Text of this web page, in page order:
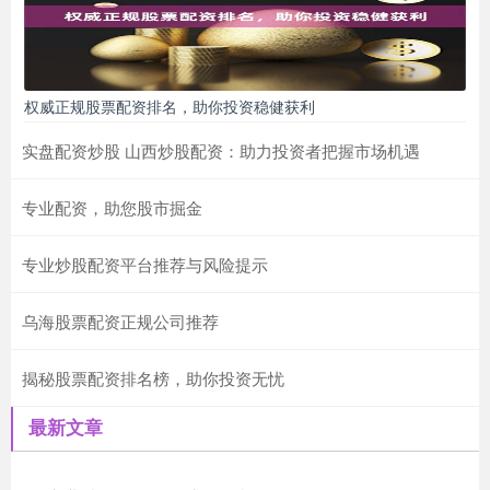
权威正规股票配资排名，助你投资稳健获利
实盘配资炒股 山西炒股配资：助力投资者把握市场机遇
专业配资，助您股市掘金
专业炒股配资平台推荐与风险提示
乌海股票配资正规公司推荐
揭秘股票配资排名榜，助你投资无忧
最新文章